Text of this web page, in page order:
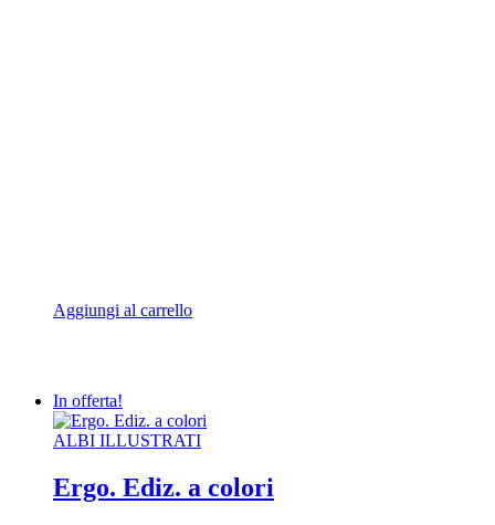
Aggiungi al carrello
In offerta!
ALBI ILLUSTRATI
Ergo. Ediz. a colori